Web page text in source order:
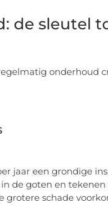
de sleutel
onderhoud
jaar een grondige
de goten en
grotere schade